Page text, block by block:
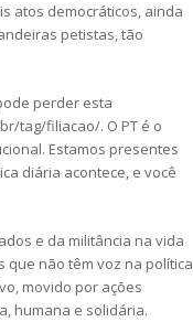
atos democráticos, ainda
petistas, tão
perder esta
tag/filiacao/. O PT é o
Estamos presentes
diária acontece, e você
e da militância na vida
que não têm voz na política
movido por ações
humana e solidária.